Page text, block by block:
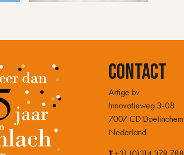
Contact
Artige bv
Innovatieweg 3-08
7007 CD Doetinchem
Nederland